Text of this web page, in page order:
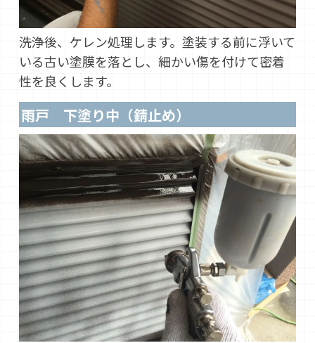
洗浄後、ケレン処理します。塗装する前に浮いて
いる古い塗膜を落とし、細かい傷を付けて密着
性を良くします。
雨戸 下塗り中（錆止め）